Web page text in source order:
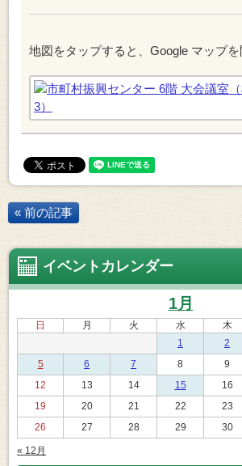
地図をタップすると、Google マップを
« 前の記事
イベントカレンダー
1月
日 月 火 水 木
1
2
5
6 7 8 9
12
13 14 15 16
19
20 21 22 23
26
27 28 29 30
« 12月